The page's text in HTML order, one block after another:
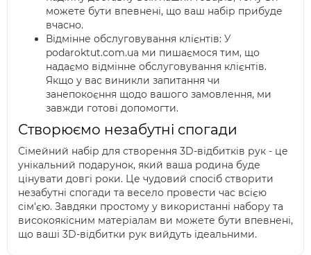
можете бути впевнені, що ваш набір прибуде
вчасно.
Відмінне обслуговування клієнтів: У
podaroktut.com.ua ми пишаємося тим, що
надаємо відмінне обслуговування клієнтів.
Якщо у вас виникли запитання чи
занепокоєння щодо вашого замовлення, ми
завжди готові допомогти.
Створюємо незабутні спогади
Сімейний набір для створення 3D-відбитків рук - це
унікальний подарунок, який ваша родина буде
цінувати довгі роки. Це чудовий спосіб створити
незабутні спогади та весело провести час всією
сім'єю. Завдяки простому у використанні набору та
високоякісним матеріалам ви можете бути впевнені,
що ваші 3D-відбитки рук вийдуть ідеальними.